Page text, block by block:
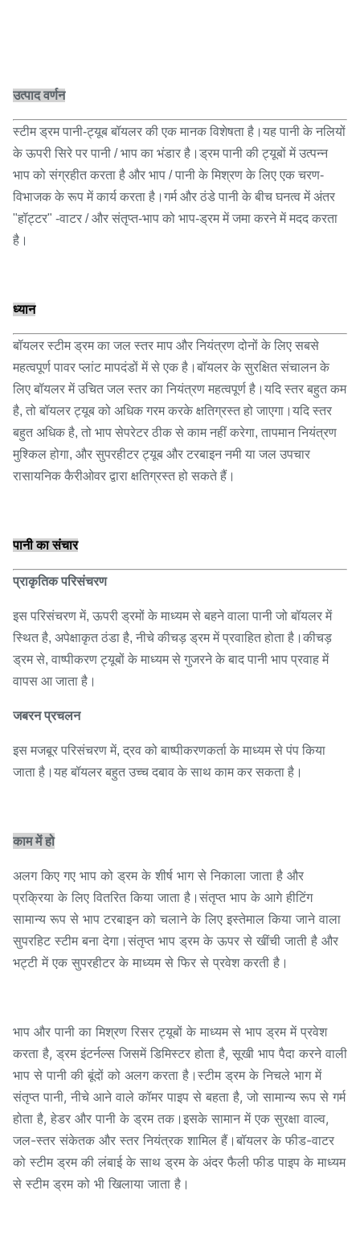
उत्पाद वर्णन
स्टीम ड्रम पानी-ट्यूब बॉयलर की एक मानक विशेषता है।यह पानी के नलियों
के ऊपरी सिरे पर पानी / भाप का भंडार है।ड्रम पानी की ट्यूबों में उत्पन्न
भाप को संग्रहीत करता है और भाप / पानी के मिश्रण के लिए एक चरण-
विभाजक के रूप में कार्य करता है।गर्म और ठंडे पानी के बीच घनत्व में अंतर
"हॉट्टर" -वाटर / और संतृप्त-भाप को भाप-ड्रम में जमा करने में मदद करता
है।
ध्यान
बॉयलर स्टीम ड्रम का जल स्तर माप और नियंत्रण दोनों के लिए सबसे
महत्वपूर्ण पावर प्लांट मापदंडों में से एक है।बॉयलर के सुरक्षित संचालन के
लिए बॉयलर में उचित जल स्तर का नियंत्रण महत्वपूर्ण है।यदि स्तर बहुत कम
है, तो बॉयलर ट्यूब को अधिक गरम करके क्षतिग्रस्त हो जाएगा।यदि स्तर
बहुत अधिक है, तो भाप सेपरेटर ठीक से काम नहीं करेगा, तापमान नियंत्रण
मुश्किल होगा, और सुपरहीटर ट्यूब और टरबाइन नमी या जल उपचार
रासायनिक कैरीओवर द्वारा क्षतिग्रस्त हो सकते हैं।
पानी का संचार
प्राकृतिक परिसंचरण
इस परिसंचरण में, ऊपरी ड्रमों के माध्यम से बहने वाला पानी जो बॉयलर में
स्थित है, अपेक्षाकृत ठंडा है, नीचे कीचड़ ड्रम में प्रवाहित होता है।कीचड़
ड्रम से, वाष्पीकरण ट्यूबों के माध्यम से गुजरने के बाद पानी भाप प्रवाह में
वापस आ जाता है।
जबरन प्रचलन
इस मजबूर परिसंचरण में, द्रव को बाष्पीकरणकर्ता के माध्यम से पंप किया
जाता है।यह बॉयलर बहुत उच्च दबाव के साथ काम कर सकता है।
काम में हो
अलग किए गए भाप को ड्रम के शीर्ष भाग से निकाला जाता है और
प्रक्रिया के लिए वितरित किया जाता है।संतृप्त भाप के आगे हीटिंग
सामान्य रूप से भाप टरबाइन को चलाने के लिए इस्तेमाल किया जाने वाला
सुपरहिट स्टीम बना देगा।संतृप्त भाप ड्रम के ऊपर से खींची जाती है और
भट्टी में एक सुपरहीटर के माध्यम से फिर से प्रवेश करती है।
भाप और पानी का मिश्रण रिसर ट्यूबों के माध्यम से भाप ड्रम में प्रवेश
करता है, ड्रम इंटर्नल्स जिसमें डिमिस्टर होता है, सूखी भाप पैदा करने वाली
भाप से पानी की बूंदों को अलग करता है।स्टीम ड्रम के निचले भाग में
संतृप्त पानी, नीचे आने वाले कॉमर पाइप से बहता है, जो सामान्य रूप से गर्म
होता है, हेडर और पानी के ड्रम तक।इसके सामान में एक सुरक्षा वाल्व,
जल-स्तर संकेतक और स्तर नियंत्रक शामिल हैं।बॉयलर के फीड-वाटर
को स्टीम ड्रम की लंबाई के साथ ड्रम के अंदर फैली फीड पाइप के माध्यम
से स्टीम ड्रम को भी खिलाया जाता है।